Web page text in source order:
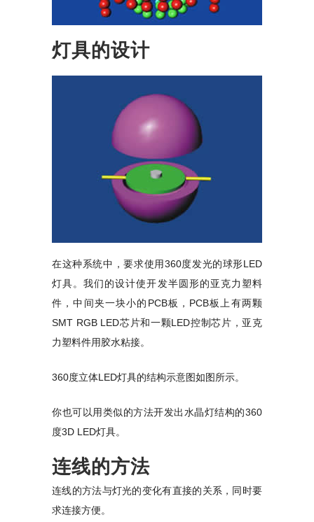
灯具的设计
在这种系统中，要求使用360度发光的球形LED
灯具。我们的设计使开发半圆形的亚克力塑料
件，中间夹一块小的PCB板，PCB板上有两颗
SMT RGB LED芯片和一颗LED控制芯片，亚克
力塑料件用胶水粘接。
360度立体LED灯具的结构示意图如图所示。
你也可以用类似的方法开发出水晶灯结构的360
度3D LED灯具。
连线的方法
连线的方法与灯光的变化有直接的关系，同时要
求连接方便。